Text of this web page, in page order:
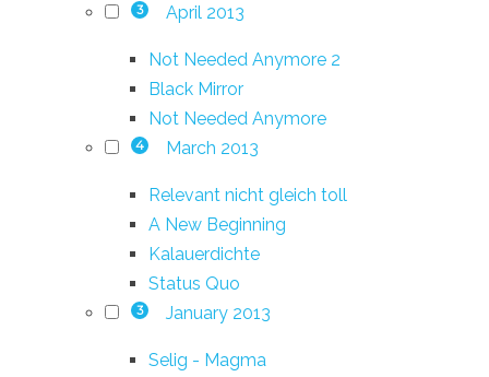
3 April 2013
Not Needed Anymore 2
Black Mirror
Not Needed Anymore
4 March 2013
Relevant nicht gleich toll
A New Beginning
Kalauerdichte
Status Quo
3 January 2013
Selig - Magma